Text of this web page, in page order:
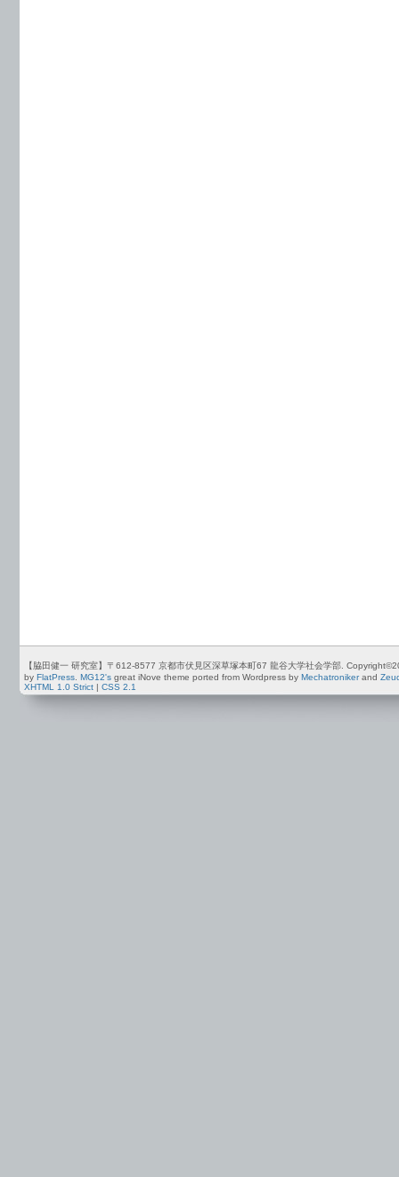
【脇田健一 研究室】〒612-8577 京都市伏見区深草塚本町67 龍谷大学社会学部.
by FlatPress. MG12's great iNove theme ported from Wordpress by Mechatronikerand
XHTML 1.0 Strict
CSS 2.1